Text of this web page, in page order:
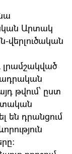
Արտակ
թվում՝ ըստ
են դրանցում